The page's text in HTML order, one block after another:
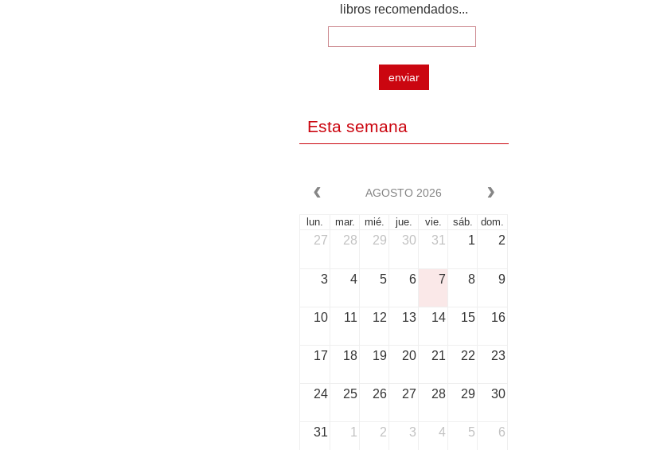
libros recomendados...
enviar
Esta semana
AGOSTO 2026
lun. mar. mié. jue. vie. sáb. dom.
27 28 29 30 31 1 2
3 4 5 6 7 8 9
10 11 12 13 14 15 16
17 18 19 20 21 22 23
24 25 26 27 28 29 30
31 1 2 3 4 5 6